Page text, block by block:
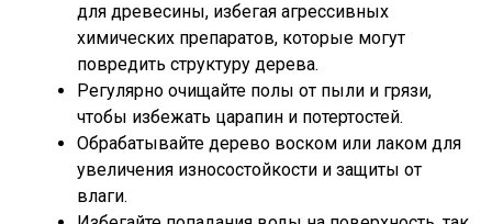
для древесины, избегая агрессивных
химических препаратов, которые могут
повредить структуру дерева.
Регулярно очищайте полы от пыли и грязи,
чтобы избежать царапин и потертостей.
Обрабатывайте дерево воском или лаком для
увеличения износостойкости и защиты от
влаги.